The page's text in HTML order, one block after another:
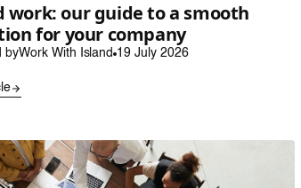
work: our guide to a smooth
for your company
byWork With Island 19 July 2026